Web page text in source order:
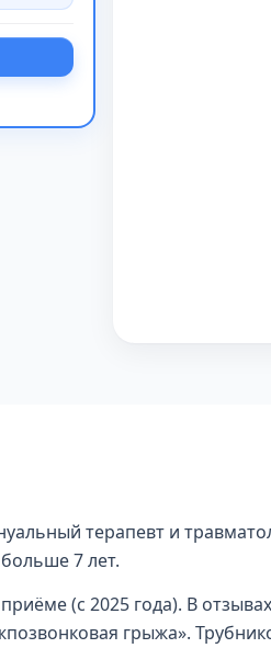
терапевт и
7 лет.
(с 2025 года). В
грыжа».